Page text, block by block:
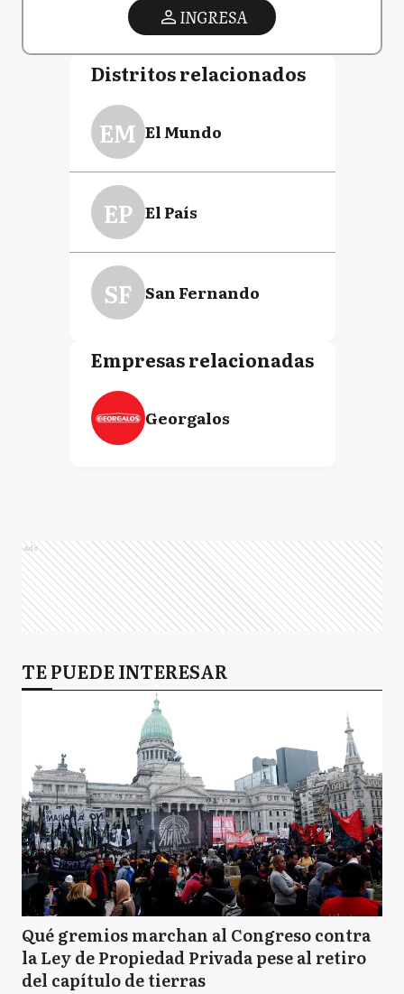
INGRESA
Distritos relacionados
EM El Mundo
EP El País
SF San Fernando
Empresas relacionadas
Georgalos
Ads
TE PUEDE INTERESAR
Qué gremios marchan al Congreso contra
la Ley de Propiedad Privada pese al retiro
del capítulo de tierras